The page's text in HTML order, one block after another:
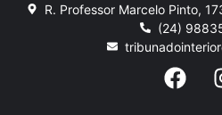
R. Professor Marcelo Pinto,
(24)